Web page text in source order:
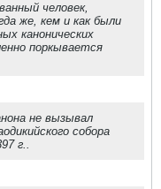
человек,
же, кем и как были
канонических
поркывается
не вызывал
собора
г..